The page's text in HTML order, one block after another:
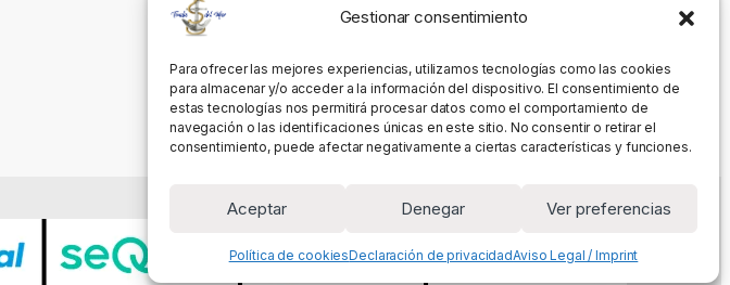
Gestionar consentimiento
Para ofrecer las mejores experiencias, utilizamos tecnologías como las cookies
para almacenar y/o acceder a la información del dispositivo. El consentimiento de
estas tecnologías nos permitirá procesar datos como el comportamiento de
navegación o las identificaciones únicas en este sitio. No consentir o retirar el
consentimiento, puede afectar negativamente a ciertas características y funciones.
Aceptar Denegar Ver preferencias
Política de cookiesDeclaración de privacidadAviso Legal / Imprint